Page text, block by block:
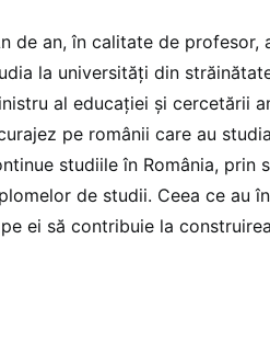
de an, în calitate de
la universități din
al educației și cercetării
pe românii care au
studiile în România, prin
de studii. Ceea ce au
ei să contribuie la